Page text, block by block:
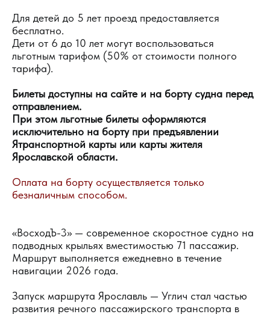
Для детей до 5 лет проезд предоставляется
бесплатно.
Дети от 6 до 10 лет могут воспользоваться
льготным тарифом (50% от стоимости полного
тарифа).
Билеты доступны на сайте и на борту судна перед
отправлением.
При этом льготные билеты оформляются
исключительно на борту при предъявлении
Ятранспортной карты или карты жителя
Ярославской области.
Оплата на борту осуществляется только
безналичным способом.
«ВосходЪ-3» — современное скоростное судно на
подводных крыльях вместимостью 71 пассажир.
Маршрут выполняется ежедневно в течение
навигации 2026 года.
Запуск маршрута Ярославль — Углич стал частью
развития речного пассажирского транспорта в